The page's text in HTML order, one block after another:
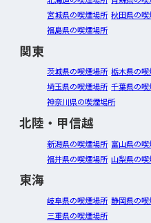
宮城県の喫煙場所 秋田県の
福島県の喫煙場所
関東
茨城県の喫煙場所 栃木県の
埼玉県の喫煙場所 千葉県の
神奈川県の喫煙場所
北陸・甲信越
新潟県の喫煙場所 富山県の
福井県の喫煙場所 山梨県の
東海
岐阜県の喫煙場所 静岡県の
三重県の喫煙場所